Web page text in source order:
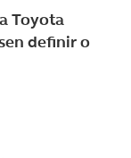
Toyota
definir o